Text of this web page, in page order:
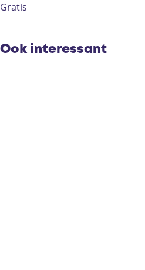
)
Gratis
Ook interessant